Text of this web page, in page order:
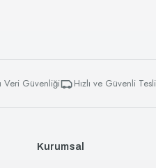
Veri Güvenliği Hızlı ve Güvenli
Kurumsal